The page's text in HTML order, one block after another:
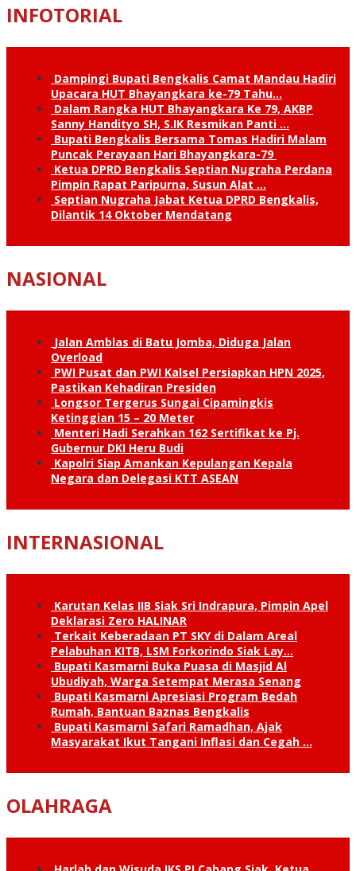
INFOTORIAL
Dampingi Bupati Bengkalis Camat Mandau Hadiri
Upacara HUT Bhayangkara ke-79 Tahu…
Dalam Rangka HUT Bhayangkara Ke 79, AKBP
Sanny Handityo SH, S.IK Resmikan Panti …
Bupati Bengkalis Bersama Tomas Hadiri Malam
Puncak Perayaan Hari Bhayangkara-79
Ketua DPRD Bengkalis Septian Nugraha Perdana
Pimpin Rapat Paripurna, Susun Alat …
Septian Nugraha Jabat Ketua DPRD Bengkalis,
Dilantik 14 Oktober Mendatang
NASIONAL
Jalan Amblas di Batu Jomba, Diduga Jalan
Overload
PWI Pusat dan PWI Kalsel Persiapkan HPN 2025,
Pastikan Kehadiran Presiden
Longsor Tergerus Sungai Cipamingkis
Ketinggian 15 – 20 Meter
Menteri Hadi Serahkan 162 Sertifikat ke Pj.
Gubernur DKI Heru Budi
Kapolri Siap Amankan Kepulangan Kepala
Negara dan Delegasi KTT ASEAN
INTERNASIONAL
Karutan Kelas IIB Siak Sri Indrapura, Pimpin Apel
Deklarasi Zero HALINAR
Terkait Keberadaan PT SKY di Dalam Areal
Pelabuhan KITB, LSM Forkorindo Siak Lay…
Bupati Kasmarni Buka Puasa di Masjid Al
Ubudiyah, Warga Setempat Merasa Senang
Bupati Kasmarni Apresiasi Program Bedah
Rumah, Bantuan Baznas Bengkalis
Bupati Kasmarni Safari Ramadhan, Ajak
Masyarakat Ikut Tangani Inflasi dan Cegah …
OLAHRAGA